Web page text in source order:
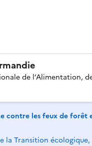
de l’Alimentation,
contre les feux de forêt
la Transition